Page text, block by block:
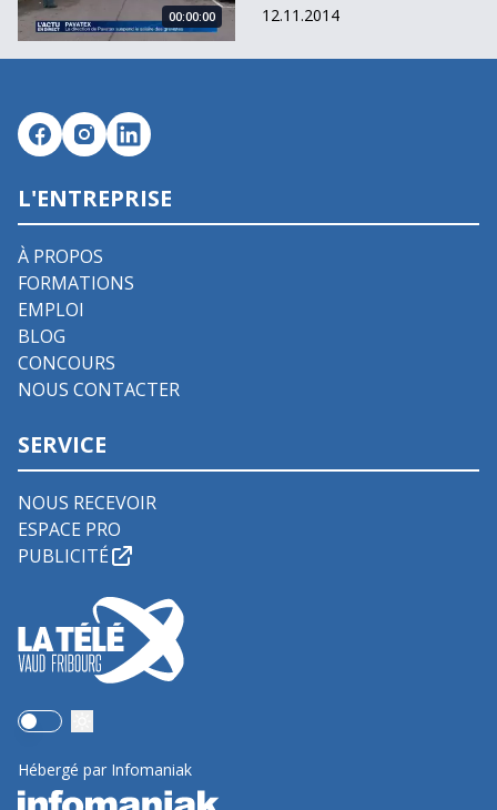
00:00:00
12.11.2014
L'ENTREPRISE
À PROPOS
FORMATIONS
EMPLOI
BLOG
CONCOURS
NOUS CONTACTER
SERVICE
NOUS RECEVOIR
ESPACE PRO
PUBLICITÉ
Use setting
Hébergé par Infomaniak